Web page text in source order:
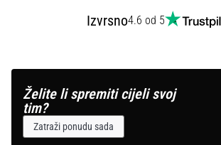
Izvrsno4.6 od 5
Želite li spremiti cijeli svoj
tim?
Zatraži ponudu sada